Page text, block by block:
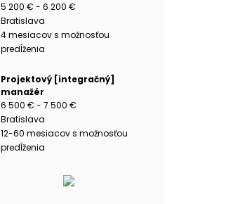
5 200 € - 6 200 €
Bratislava
4 mesiacov s možnosťou
predĺženia
Projektový [integračný]
manažér
6 500 € - 7 500 €
Bratislava
12-60 mesiacov s možnosťou
predĺženia